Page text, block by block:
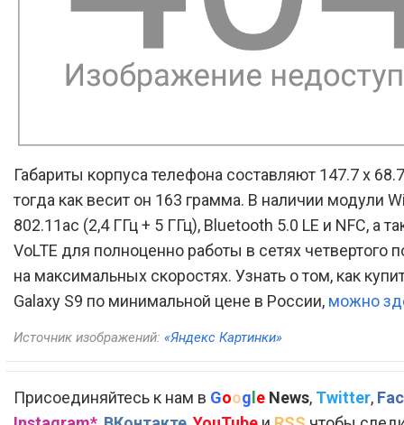
Габариты корпуса телефона составляют 147.7 x
тогда как весит он 163 грамма. В наличии модули
802.11ac (2,4 ГГц + 5 ГГц), Bluetooth 5.0 LE и NFC, а
VoLTE для полноценно работы в сетях четвертого
на максимальных скоростях. Узнать о том, как
Galaxy S9 по минимальной цене в России, можно
Источник изображений: «Яндекс Картинки»
Присоединяйтесь к нам в Goog e News, Twitter,